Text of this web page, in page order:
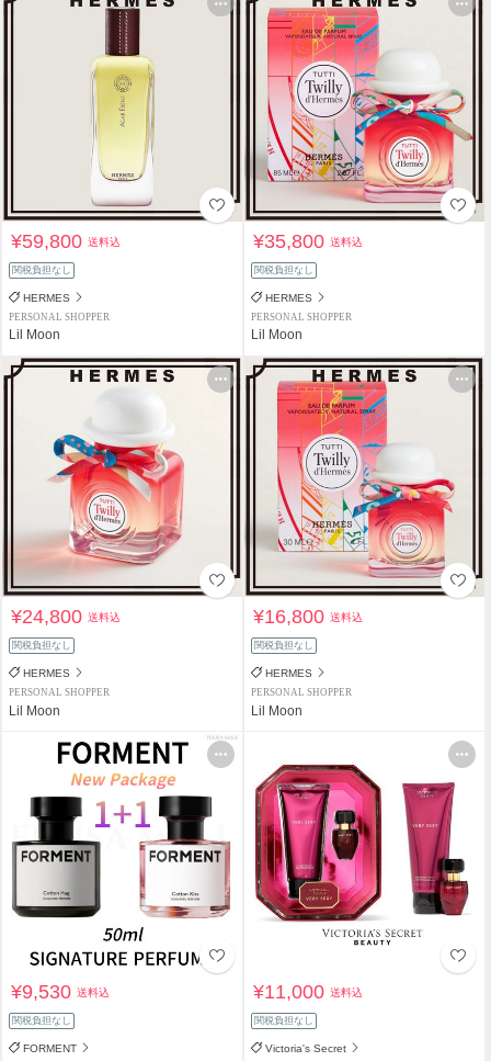
¥59,800送料込
関税負担なし
HERMES
PERSONAL SHOPPER
Lil Moon
¥35,800送料込
関税負担なし
HERMES
PERSONAL SHOPPER
Lil Moon
¥24,800送料込
関税負担なし
HERMES
PERSONAL SHOPPER
Lil Moon
¥16,800送料込
関税負担なし
HERMES
PERSONAL SHOPPER
Lil Moon
¥9,530送料込
関税負担なし
FORMENT
¥11,000送料込
関税負担なし
Victoria's Secret